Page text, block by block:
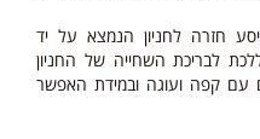
חזרה לחניון הנמצא על יד
לבריכת השחייה של החניון
עם קפה ועוגה ובמידת האפשר